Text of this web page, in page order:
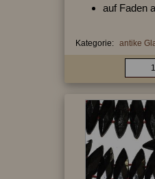
auf Faden
Kategorie: antike